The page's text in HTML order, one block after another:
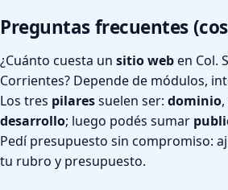
Preguntas frecuentes
¿Cuánto cuesta un sitio weben Col.
Corrientes? Depende de módulos,
Los tres pilaressuelen ser: dominio,
desarrollo; luego podés sumar
Pedí presupuesto sin compromiso:
tu rubro y presupuesto.